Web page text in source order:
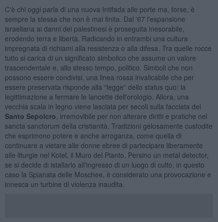
C'è chi oggi parla di una nuova Intifada alle porte ma, forse, è
sempre la stessa che non è mai finita. Dal '67 l'espansione
israeliana ai danni dei palestinesi è proseguita inesorabile,
erodendo terra e libertà. Radicando in entrambi una cultura
impregnata di richiami alla resistenza o alla difesa. Tra quelle rocce
tutto si carica di un significato simbolico che assume un valore
trascendentale e, allo stesso tempo, politico. Simboli che non
possono essere condivisi, una linea rossa invalicabile che per
essere preservata risponde alla “legge” dello status quo: la
legittimazione a fermare le lancette dell'orologio. Allora, una
vecchia scala in legno viene lasciata per secoli sulla facciata del
Santo Sepolcro , irremovibile per non alterare diritti e pratiche nel
sancta sanctorum della cristianità. Tradizioni gelosamente custodite
che esprimono potere e anche arroganza, come quella di
continuare a vietare alle donne ebree di partecipare liberamente
alle liturgie nel Kotel, il Muro del Pianto. Persino un metal detector,
se si decide di istallarlo all'ingresso di un luogo di culto, in questo
caso la Spianata delle Moschee, è considerato una provocazione e
innesca un turbine di violenza inaudita.